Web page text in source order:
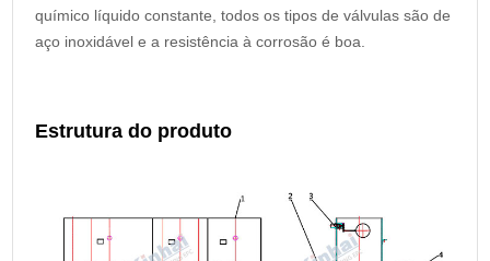
químico líquido constante, todos os tipos de válvulas são de
aço inoxidável e a resistência à corrosão é boa.
Estrutura do produto